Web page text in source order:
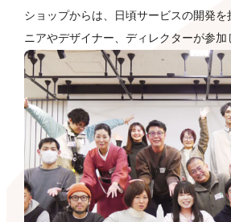
ショップからは、日頃サービスの開発を
ニアやデザイナー、ディレクターが参加